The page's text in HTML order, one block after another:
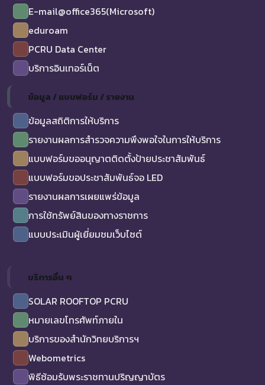
E-mail@office365(Microsoft)
eduroam
PCRU Data Center
บริการอินเทอร์เน็ต
ข้อมูล / แบบฟอร์ม / รายงาน
ข้อมูลสถิติการให้บริการ
รายงานผลการสำรวจความพึงพอใจในการให้บริการ
แบบฟอร์มขออนุญาตติดตั้งป้ายประชาสัมพันธ์
แบบฟอร์มขอประชาสัมพันธ์จอ LED
รายงานผลการเผยแพร่ข้อมูล
การใช้ทรัพย์สินของทางราชการ
แบบประเมินผู้เยี่ยมชมเว็บไซต์
บริการอื่น ๆ
SOLAR ROOFTOP PCRU
หมายเลขโทรศัพท์ภายใน
บริการของสำนักวิทยบริการฯ
Webometrics
พิธีซ้อมรับพระราชทานปริญญาบัตร